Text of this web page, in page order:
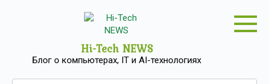
Hi-Tech NEWS
Блог о компьютерах, IT и AI-технологиях